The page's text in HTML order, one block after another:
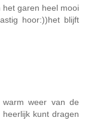
garen heel mooi
hoor:))het blijft
weer van de
kunt dragen